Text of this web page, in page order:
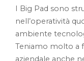
I Big Pad sono
nell’operatività
ambiente
Teniamo molto a
aziendale anche